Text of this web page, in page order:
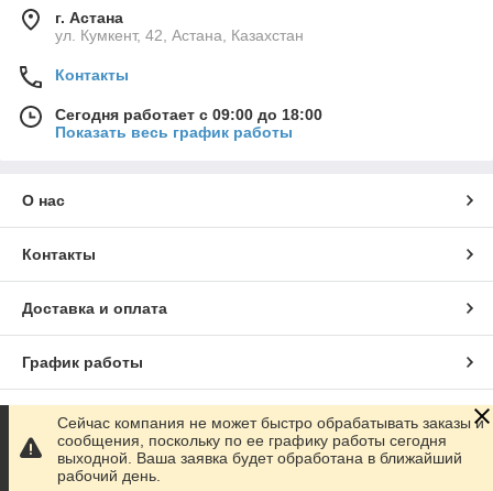
г. Астана
ул. Кумкент, 42, Астана, Казахстан
Контакты
Сегодня работает с 09:00 до 18:00
Показать весь график работы
О нас
Контакты
Доставка и оплата
График работы
Полная версия сайта
Сайт создан на маркетплейсе Satu.kz
Сейчас компания не может быстро обрабатывать заказы и
сообщения, поскольку по ее графику работы сегодня
выходной. Ваша заявка будет обработана в ближайший
рабочий день.